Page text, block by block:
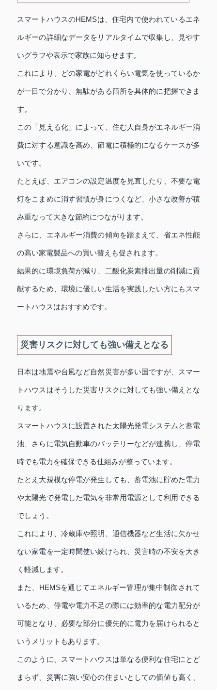
スマートハウスのHEMSは、住宅内で使われているエネ
ルギーの詳細なデータをリアルタイムで収集し、見やす
いグラフや表示で家族に知らせます。
これにより、どの家電がどれくらい電気を使っているか
が一目で分かり、無駄がある箇所を具体的に把握できま
す。
この「見える化」によって、住む人自身がエネルギー消
費に対する意識を高め、節電に積極的になるケースが多
いです。
たとえば、エアコンの設定温度を見直したり、不要な電
灯をこまめに消す習慣が身につくなど、小さな改善が積
み重なって大きな節約につながります。
さらに、エネルギー消費の傾向を踏まえて、省エネ性能
の高い家電製品への買い替えも促されます。
結果的に環境負荷が減り、二酸化炭素排出量の削減に貢
献するため、環境に優しい生活を実践したい方にもスマ
ートハウスはおすすめです。
災害リスクに対しても強い備えとなる
日本は地震や台風など自然災害が多い国ですが、スマー
トハウスはそうした災害リスクに対しても強い備えとな
ります。
スマートハウスに設置された太陽光発電システムと蓄電
池、さらに電気自動車のバッテリーなどが連携し、停電
時でも電力を確保できる仕組みが整っています。
たとえ大規模な停電が発生しても、蓄電池に貯めた電力
や太陽光で発電した電気を非常用電源として利用できる
でしょう。
これにより、冷蔵庫や照明、通信機器など生活に欠かせ
ない家電を一定時間使い続けられ、災害時の不安を大き
く軽減します。
また、HEMSを通じてエネルギー管理が集中制御されて
いるため、停電や電力不足の際には効率的な電力配分が
可能となり、必要な部分に優先的に電力を届けられると
いうメリットもあります。
このように、スマートハウスは単なる便利な住宅にとど
まらず、災害に強い安心の住まいとしての価値も高く、